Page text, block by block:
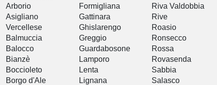
Arborio
Asigliano
Vercellese
Balmuccia
Balocco
Bianzè
Boccioleto
Borgo d'Ale
Formigliana
Gattinara
Ghislarengo
Greggio
Guardabosone
Lamporo
Lenta
Lignana
Riva Valdobbia
Rive
Roasio
Ronsecco
Rossa
Rovasenda
Sabbia
Salasco